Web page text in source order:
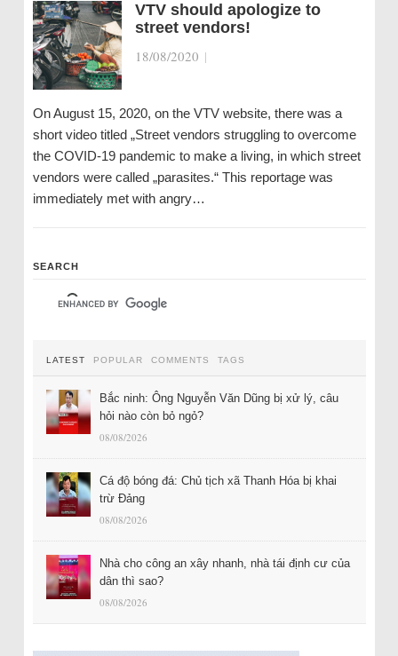
VTV should apologize to
street vendors!
18/08/2020 |
On August 15, 2020, on the VTV website, there was a
short video titled „Street vendors struggling to overcome
the COVID-19 pandemic to make a living, in which street
vendors were called „parasites.“ This reportage was
immediately met with angry…
SEARCH
LATEST POPULAR COMMENTS TAGS
Bắc ninh: Ông Nguyễn Văn Dũng bị xử lý, câu
hỏi nào còn bỏ ngỏ?
08/08/2026
Cá độ bóng đá: Chủ tịch xã Thanh Hóa bị khai
trừ Đảng
08/08/2026
Nhà cho công an xây nhanh, nhà tái định cư của
dân thì sao?
08/08/2026